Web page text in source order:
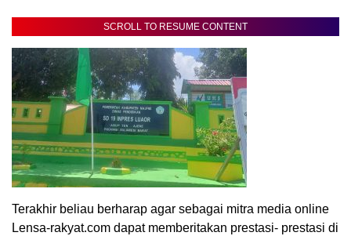
SCROLL TO RESUME CONTENT
Terakhir beliau berharap agar sebagai mitra media online
Lensa-rakyat.com dapat memberitakan prestasi- prestasi di